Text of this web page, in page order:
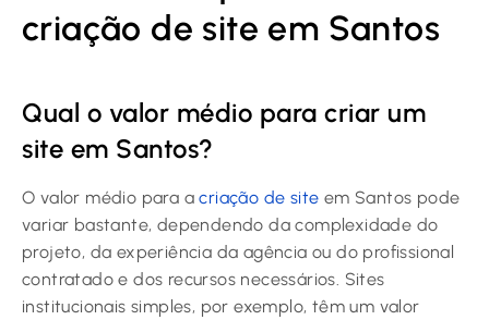
criação de site em Santos
Qual o valor médio para criar um
site em Santos?
O valor médio para acriação de site em Santos pode
variar bastante, dependendo da complexidade do
projeto, da experiência da agência ou do profissional
contratado e dos recursos necessários. Sites
institucionais simples, por exemplo, têm um valor